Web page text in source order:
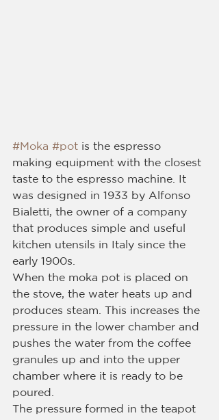
#Moka #pot is the espresso
making equipment with the closest
taste to the espresso machine. It
was designed in 1933 by Alfonso
Bialetti, the owner of a company
that produces simple and useful
kitchen utensils in Italy since the
early 1900s.
When the moka pot is placed on
the stove, the water heats up and
produces steam. This increases the
pressure in the lower chamber and
pushes the water from the coffee
granules up and into the upper
chamber where it is ready to be
poured.
The pressure formed in the teapot